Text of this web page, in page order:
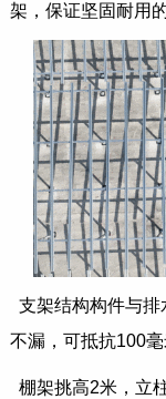
架，保证坚固耐用
支架结构构件与排
不漏，可抵抗100
棚架挑高2米，立